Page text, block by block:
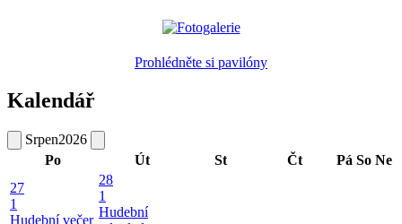
Prohlédněte si pavilóny
Kalendář
Srpen2026
Po
Út St Čt Pá So Ne
27
1
Hudební večer
28
1
Hudební